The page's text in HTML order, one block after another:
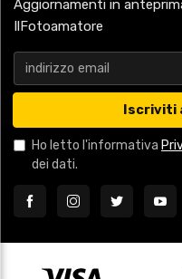
Aggiornamenti in
IlFotoamatore
Iscriviti
Ho letto l'informativa
dei dati.